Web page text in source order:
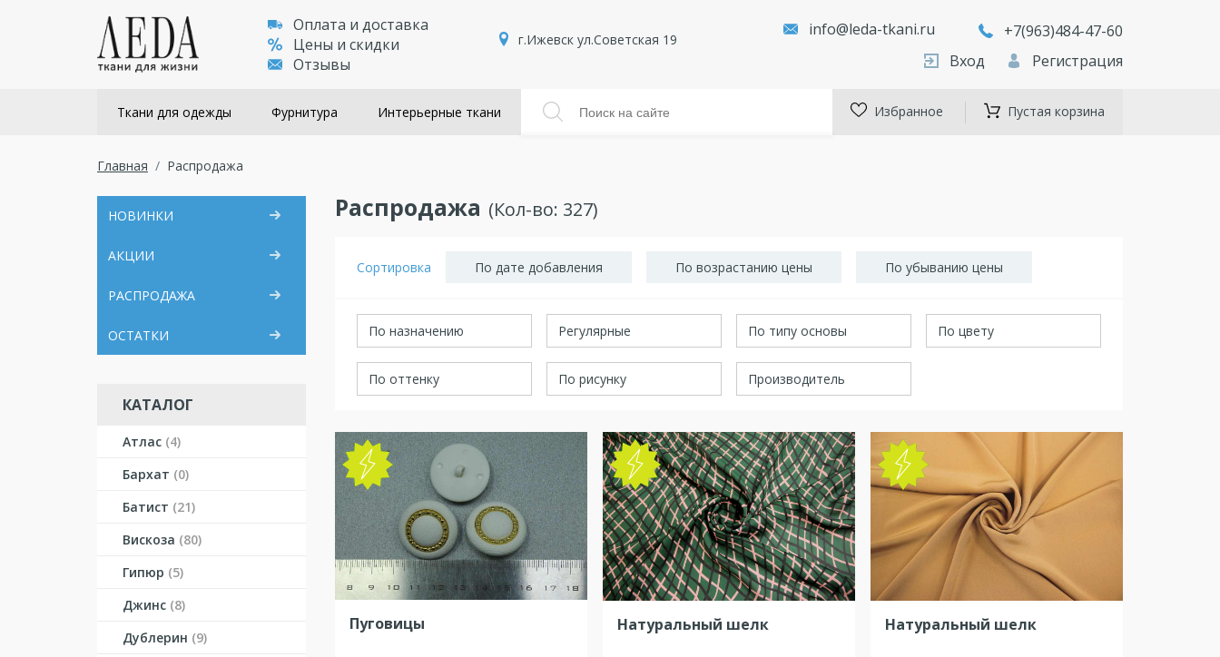
Оплата и доставка
Цены и скидки
Отзывы
г.Ижевск ул.Советская 19
info@leda-tkani.ru
+7(963)484-47-60
Вход
Регистрация
Ткани для одежды Фурнитура Интерьерные ткани Избранное Пустая корзина
Главная Распродажа
НОВИНКИ
АКЦИИ
РАСПРОДАЖА
ОСТАТКИ
КАТАЛОГ
Атлас (4)
Бархат (0)
Батист (21)
Вискоза (80)
Гипюр (5)
Джинс (8)
Дублерин (9)
Распродажа (Кол-во: 327)
Сортировка По дате добавления По возрастанию цены По убыванию цены
По назначению Регулярные По типу основы По цвету
По оттенку По рисунку Производитель
NEW
Пуговицы
NEW
Натуральный шелк
NEW
Натуральный шелк